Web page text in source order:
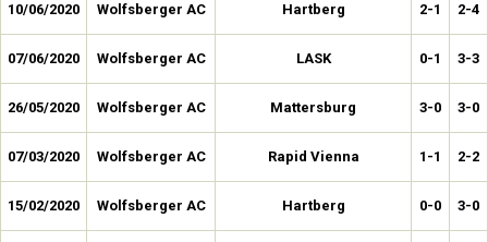
10/06/2020 Wolfsberger AC Hartberg 2-1 2-4
07/06/2020 Wolfsberger AC LASK 0-1 3-3
26/05/2020 Wolfsberger AC Mattersburg 3-0 3-0
07/03/2020 Wolfsberger AC Rapid Vienna 1-1 2-2
15/02/2020 Wolfsberger AC Hartberg 0-0 3-0